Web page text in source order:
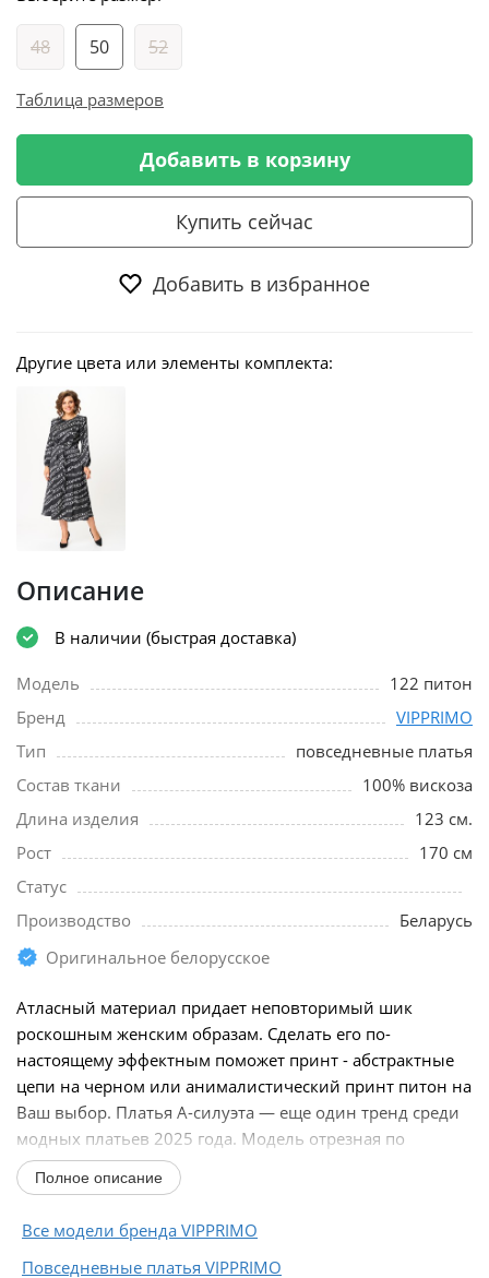
48 50 52
Таблица размеров
Добавить в корзину
Купить сейчас
Добавить в избранное
Другие цвета или элементы комплекта:
Описание
В наличии (быстрая доставка)
Модель
122 питон
Бренд
VIPPRIMО
Тип
повседневные платья
Состав ткани
100% вискоза
Длина изделия
123 см.
Рост
170 см
Статус
Производство
Беларусь
Оригинальное белорусское
Атласный материал придает неповторимый шик
роскошным женским образам. Сделать его по-
настоящему эффектным поможет принт - абстрактные
цепи на черном или анималистический принт питон на
Ваш выбор. Платья А-силуэта — еще один тренд среди
модных платьев 2025 года. Модель отрезная по
линии...
Полное описание
Все модели бренда VIPPRIMО
Повседневные платья VIPPRIMО